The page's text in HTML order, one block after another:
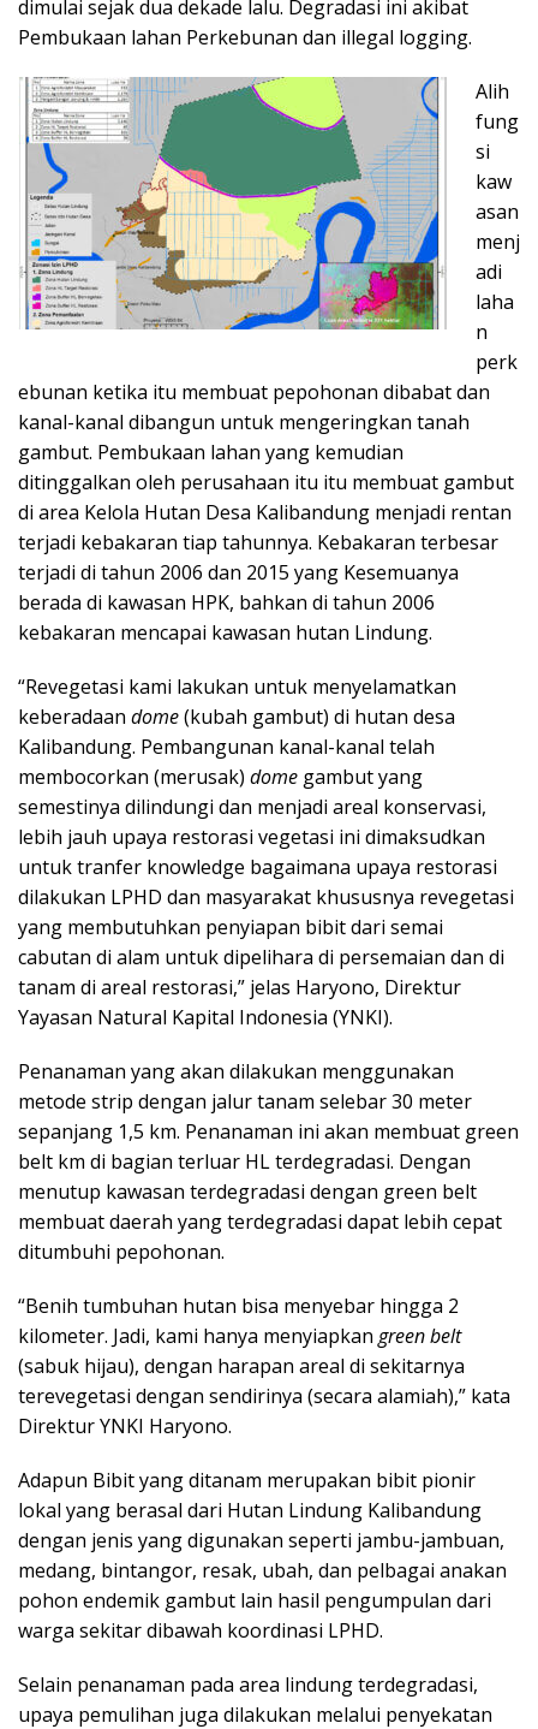
dimulai sejak dua dekade lalu. Degradasi ini akibat
Pembukaan lahan Perkebunan dan illegal logging.
Alih
fung
si
kaw
asan
menj
adi
laha
n
perk
ebunan ketika itu membuat pepohonan dibabat dan
kanal-kanal dibangun untuk mengeringkan tanah
gambut. Pembukaan lahan yang kemudian
ditinggalkan oleh perusahaan itu itu membuat gambut
di area Kelola Hutan Desa Kalibandung menjadi rentan
terjadi kebakaran tiap tahunnya. Kebakaran terbesar
terjadi di tahun 2006 dan 2015 yang Kesemuanya
berada di kawasan HPK, bahkan di tahun 2006
kebakaran mencapai kawasan hutan Lindung.
“Revegetasi kami lakukan untuk menyelamatkan
keberadaan dome(kubah gambut) di hutan desa
Kalibandung. Pembangunan kanal-kanal telah
membocorkan (merusak) dome gambut yang
semestinya dilindungi dan menjadi areal konservasi,
lebih jauh upaya restorasi vegetasi ini dimaksudkan
untuk tranfer knowledge bagaimana upaya restorasi
dilakukan LPHD dan masyarakat khususnya revegetasi
yang membutuhkan penyiapan bibit dari semai
cabutan di alam untuk dipelihara di persemaian dan di
tanam di areal restorasi,” jelas Haryono, Direktur
Yayasan Natural Kapital Indonesia (YNKI).
Penanaman yang akan dilakukan menggunakan
metode strip dengan jalur tanam selebar 30 meter
sepanjang 1,5 km. Penanaman ini akan membuat green
belt km di bagian terluar HL terdegradasi. Dengan
menutup kawasan terdegradasi dengan green belt
membuat daerah yang terdegradasi dapat lebih cepat
ditumbuhi pepohonan.
“Benih tumbuhan hutan bisa menyebar hingga 2
kilometer. Jadi, kami hanya menyiapkan green belt
(sabuk hijau), dengan harapan areal di sekitarnya
terevegetasi dengan sendirinya (secara alamiah),” kata
Direktur YNKI Haryono.
Adapun Bibit yang ditanam merupakan bibit pionir
lokal yang berasal dari Hutan Lindung Kalibandung
dengan jenis yang digunakan seperti jambu-jambuan,
medang, bintangor, resak, ubah, dan pelbagai anakan
pohon endemik gambut lain hasil pengumpulan dari
warga sekitar dibawah koordinasi LPHD.
Selain penanaman pada area lindung terdegradasi,
upaya pemulihan juga dilakukan melalui penyekatan